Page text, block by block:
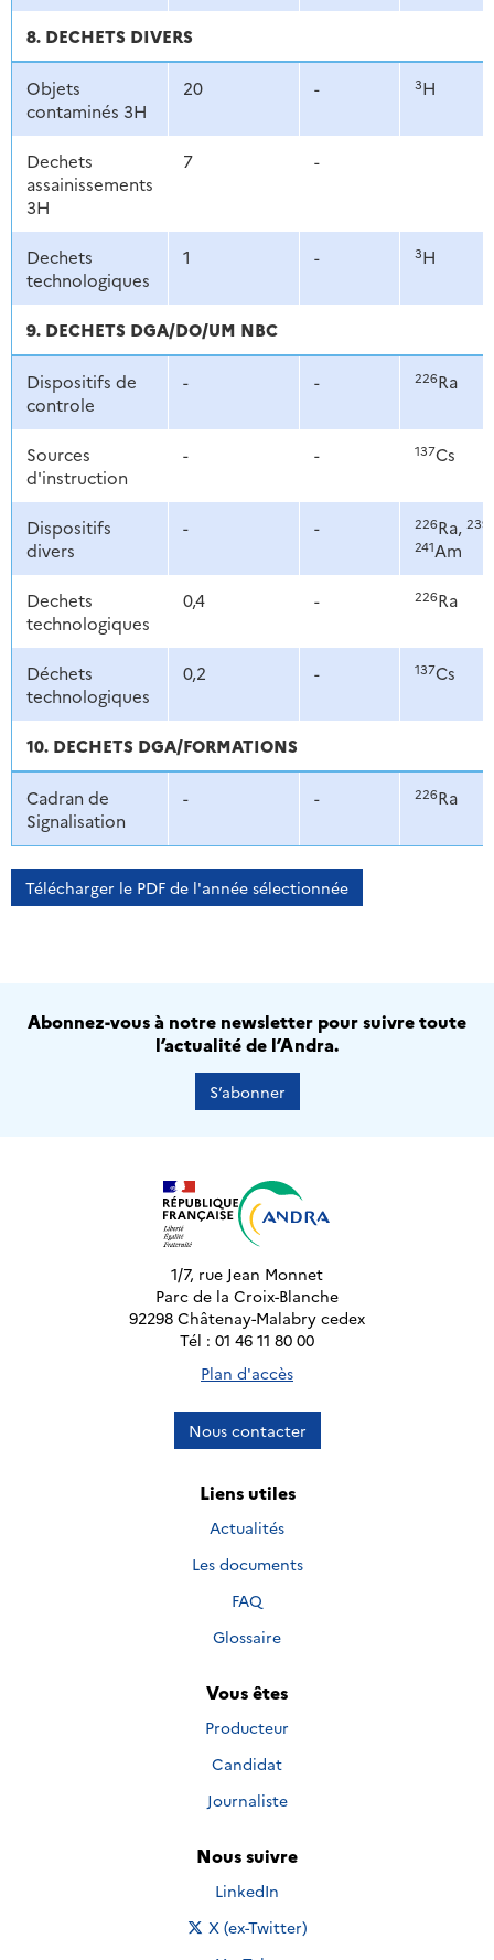
8. DECHETS DIVERS
Objets
contaminés 3H
20 - 3H
Dechets
assainissements
3H
7 -
Dechets
technologiques
1 - 3H
9. DECHETS DGA/DO/UM NBC
Dispositifs de
controle
- - 226Ra
Sources
d'instruction
- - 137Cs
Dispositifs
divers
- - 226Ra, 239
241Am
Dechets
technologiques
0,4 - 226Ra
Déchets
technologiques
0,2 - 137Cs
10. DECHETS DGA/FORMATIONS
Cadran de
Signalisation
- - 226Ra
Télécharger le PDF de l'année sélectionnée
Abonnez-vous à notre newsletter pour suivre toute
l’actualité de l’Andra.
S’abonner
1/7, rue Jean Monnet
Parc de la Croix-Blanche
92298 Châtenay-Malabry cedex
Tél : 01 46 11 80 00
Plan d'accès
Nous contacter
Liens utiles
Actualités
Les documents
FAQ
Glossaire
Vous êtes
Producteur
Candidat
Journaliste
Nous suivre
Nous suivre sur
LinkedIn
Nous suivre sur
X (ex-Twitter)